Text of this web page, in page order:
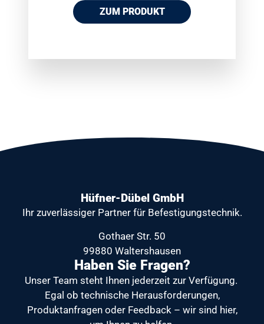
ZUM PRODUKT
Hüfner-Dübel GmbH
Ihr zuverlässiger Partner für Befestigungstechnik.
Gothaer Str. 50
99880 Waltershausen
Haben Sie Fragen?
Unser Team steht Ihnen jederzeit zur Verfügung.
Egal ob technische Herausforderungen,
Produktanfragen oder Feedback – wir sind hier,